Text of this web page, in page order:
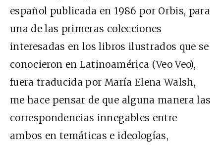
español publicada en 1986 por Orbis, para
una de las primeras colecciones
interesadas en los libros ilustrados que se
conocieron en Latinoamérica (Veo Veo),
fuera traducida por María Elena Walsh,
me hace pensar de que alguna manera las
correspondencias innegables entre
ambos en temáticas e ideologías,